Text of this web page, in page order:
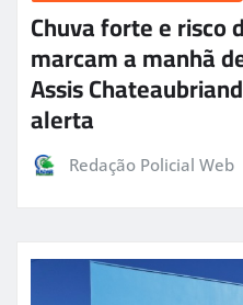
Chuva forte e risco
marcam a manhã
Assis
alerta
Redação Policial Web